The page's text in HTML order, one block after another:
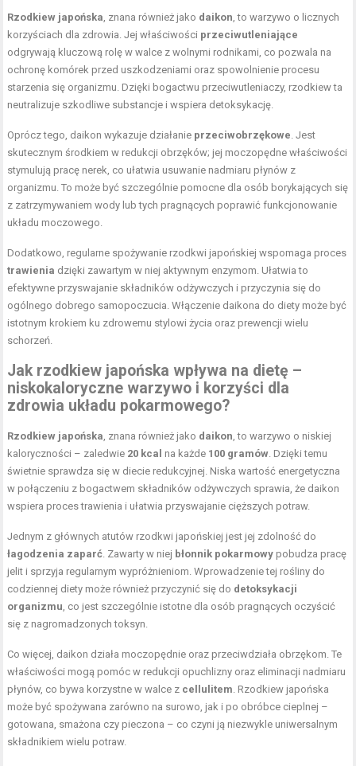
Rzodkiew japońska, znana również jako daikon, to warzywo o licznych
korzyściach dla zdrowia. Jej właściwości przeciwutleniające
odgrywają kluczową rolę w walce z wolnymi rodnikami, co pozwala na
ochronę komórek przed uszkodzeniami oraz spowolnienie procesu
starzenia się organizmu. Dzięki bogactwu przeciwutleniaczy, rzodkiew ta
neutralizuje szkodliwe substancje i wspiera detoksykację.
Oprócz tego, daikon wykazuje działanie przeciwobrzękowe. Jest
skutecznym środkiem w redukcji obrzęków; jej moczopędne właściwości
stymulują pracę nerek, co ułatwia usuwanie nadmiaru płynów z
organizmu. To może być szczególnie pomocne dla osób borykających się
z zatrzymywaniem wody lub tych pragnących poprawić funkcjonowanie
układu moczowego.
Dodatkowo, regularne spożywanie rzodkwi japońskiej wspomaga proces
trawienia dzięki zawartym w niej aktywnym enzymom. Ułatwia to
efektywne przyswajanie składników odżywczych i przyczynia się do
ogólnego dobrego samopoczucia. Włączenie daikona do diety może być
istotnym krokiem ku zdrowemu stylowi życia oraz prewencji wielu
schorzeń.
Jak rzodkiew japońska wpływa na dietę –
niskokaloryczne warzywo i korzyści dla
zdrowia układu pokarmowego?
Rzodkiew japońska, znana również jako daikon, to warzywo o niskiej
kaloryczności – zaledwie 20 kcal na każde 100 gramów. Dzięki temu
świetnie sprawdza się w diecie redukcyjnej. Niska wartość energetyczna
w połączeniu z bogactwem składników odżywczych sprawia, że daikon
wspiera proces trawienia i ułatwia przyswajanie cięższych potraw.
Jednym z głównych atutów rzodkwi japońskiej jest jej zdolność do
łagodzenia zaparć. Zawarty w niej błonnik pokarmowy pobudza pracę
jelit i sprzyja regularnym wypróżnieniom. Wprowadzenie tej rośliny do
codziennej diety może również przyczynić się do detoksykacji
organizmu, co jest szczególnie istotne dla osób pragnących oczyścić
się z nagromadzonych toksyn.
Co więcej, daikon działa moczopędnie oraz przeciwdziała obrzękom. Te
właściwości mogą pomóc w redukcji opuchlizny oraz eliminacji nadmiaru
płynów, co bywa korzystne w walce z cellulitem. Rzodkiew japońska
może być spożywana zarówno na surowo, jak i po obróbce cieplnej –
gotowana, smażona czy pieczona – co czyni ją niezwykle uniwersalnym
składnikiem wielu potraw.